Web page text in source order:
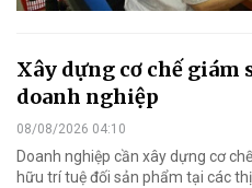
Xây dựng cơ chế giám
doanh nghiệp
08/08/2026 04:10
Doanh nghiệp cần xây dựng cơ
hữu trí tuệ đối sản phẩm tại các